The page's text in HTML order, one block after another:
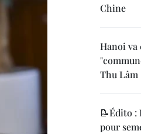
Chine
Hanoi va
Thu Lâm
📝Édito
pour